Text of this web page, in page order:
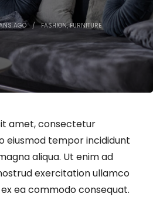
AGO FASHION,FURNITURE
amet, consectetur
eiusmod tempor incididunt
aliqua. Ut enim ad
exercitation ullamco
ea commodo consequat.